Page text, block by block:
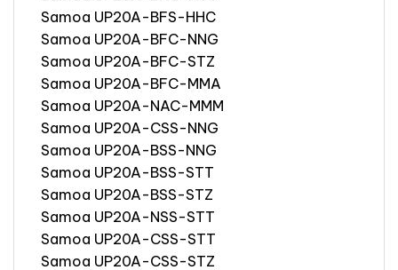
Samoa UP20A-BFS-HHC
Samoa UP20A-BFC-NNG
Samoa UP20A-BFC-STZ
Samoa UP20A-BFC-MMA
Samoa UP20A-NAC-MMM
Samoa UP20A-CSS-NNG
Samoa UP20A-BSS-NNG
Samoa UP20A-BSS-STT
Samoa UP20A-BSS-STZ
Samoa UP20A-NSS-STT
Samoa UP20A-CSS-STT
Samoa UP20A-CSS-STZ